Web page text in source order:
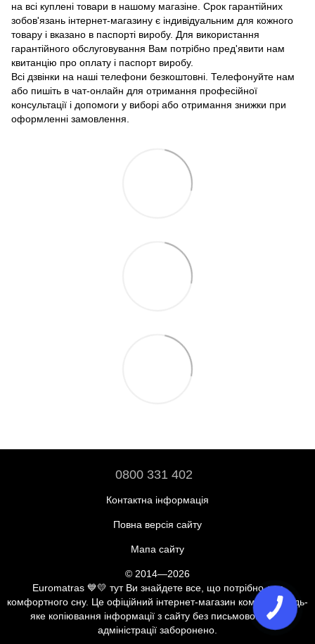
на всі куплені товари в нашому магазіне. Срок гарантійних
зобов'язань інтернет-магазину є індивідуальним для кожного
товару і вказано в паспорті виробу. Для використання
гарантійного обслуговування Вам потрібно пред'явити нам
квитанцію про оплату і паспорт виробу.
Всі дзвінки на наші телефони безкоштовні. Телефонуйте нам
або пишіть в чат-онлайн для отримання професійної
консультації і допомоги у виборі або отримання знижки при
оформленні замовлення.
0800 331 402
Контактна інформація
Повна версія сайту
Мапа сайту
© 2014—2026
Euromatras 💙💛 тут Ви знайдете все, що потрібно для
комфортного сну. Це офіційний інтернет-магазин компанії. Будь-
яке копіювання інформації з сайту без письмової згоди
адміністрації заборонено.